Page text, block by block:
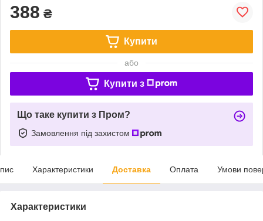
388 ₴
Купити
або
Купити з
Що таке купити з Пром?
Замовлення під захистом
Характеристики Доставка Оплата Умови
Характеристики